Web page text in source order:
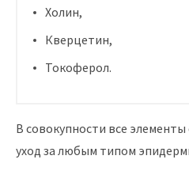
Холин,
Кверцетин,
Токоферол.
В совокупности все
уход за любым типом